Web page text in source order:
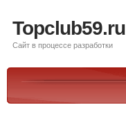
Topclub59.ru
Сайт в процессе разработки